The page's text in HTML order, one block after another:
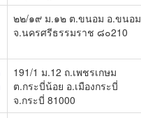
๒๒/๑๙ ม.๑๒ ต.ขนอม อ.ขนอม
จ.นครศรีธรรมราช ๘๐210
191/1 ม.12 ถ.เพชรเกษม
ต.กระบี่น้อย อ.เมืองกระบี่
จ.กระบี่ 81000